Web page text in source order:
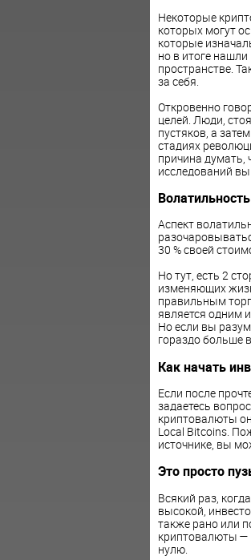
Некоторые
которых могут
которые
но в итоге
пространстве.
за себя.
Откровенно
целей. Люди,
пустяков, а
стадиях
причина думать,
исследований
Волатильность
Аспект
30 % своей
Но тут, есть 2
изменяющих
правильным
является одним
Но если вы
гораздо больше
Как начать
Если после
задаетесь
криптовалюты
Local Bitcoins.
источнике, вы
Это просто
Всякий раз,
высокой,
также рано или
криптовалюты —
нулю.